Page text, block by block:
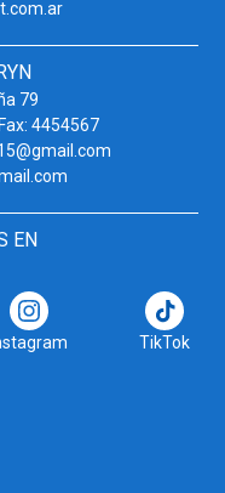
79
4454567
EN
TikTok